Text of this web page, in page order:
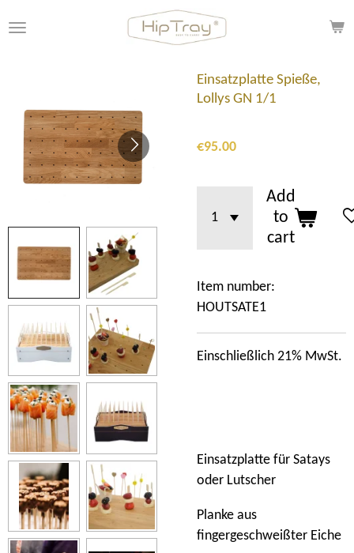
to
Einsatzplatte Spieße,
Lollys GN 1/1
€95.00
Add
to
cart
Item number:
HOUTSATE1
Einschließlich 21% MwSt.
Einsatzplatte für Satays
oder Lutscher
Planke aus
fingergeschweißter Eiche